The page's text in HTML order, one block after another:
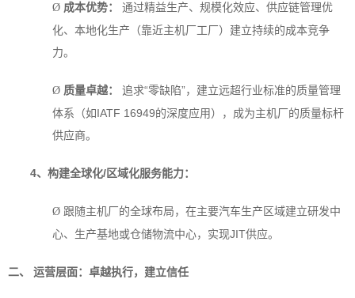
Ø 成本优势：
通过精益生产、规模化效应、供应链管理优
化、本地化生产（靠近主机厂工厂）建立持续的成本竞争
力。
Ø 质量卓越：
追求“零缺陷”，建立远超行业标准的质量管理
体系（如IATF 16949的深度应用），成为主机厂的质量标杆
供应商。
4、构建全球化/区域化服务能力：
Ø 跟随主机厂的全球布局，在主要汽车生产区域建立研发中
心、生产基地或仓储物流中心，实现JIT供应。
二、 运营层面：卓越执行，建立信任